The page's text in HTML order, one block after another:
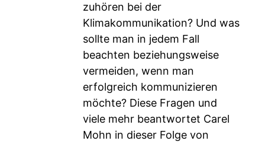
zuhören bei der
Klimakommunikation? Und was
sollte man in jedem Fall
beachten beziehungsweise
vermeiden, wenn man
erfolgreich kommunizieren
möchte? Diese Fragen und
viele mehr beantwortet Carel
Mohn in dieser Folge von